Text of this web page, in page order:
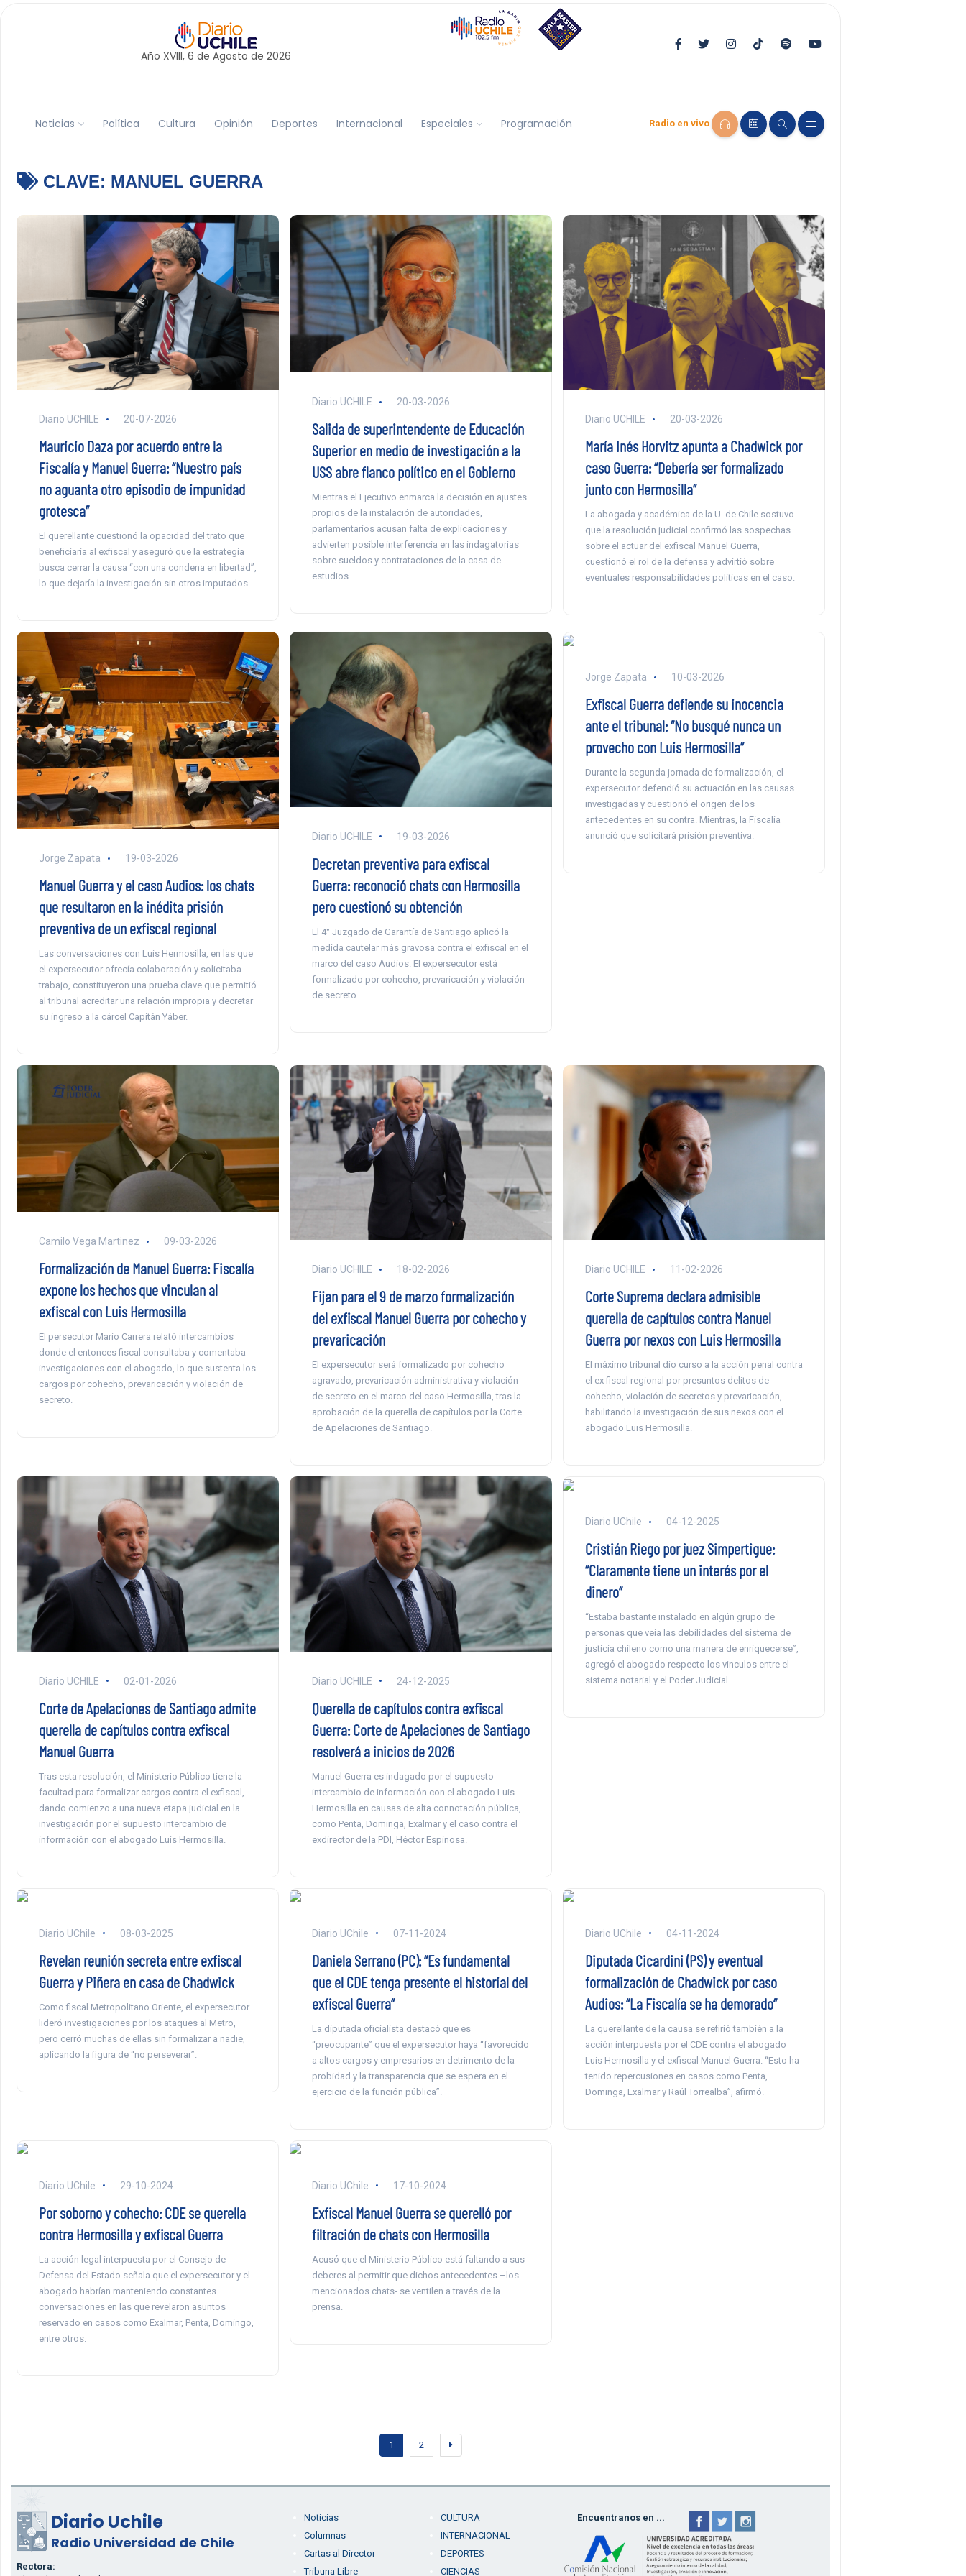
Año XVIII, 6 de Agosto de 2026
Noticias Política Cultura Opinión Deportes Internacional Especiales Programación Radio en vivo
CLAVE: MANUEL GUERRA
Diario UCHILE 20-07-2026
Mauricio Daza por acuerdo entre la
Fiscalía y Manuel Guerra: “Nuestro país
no aguanta otro episodio de impunidad
grotesca”
El querellante cuestionó la opacidad del trato que
beneficiaría al exfiscal y aseguró que la estrategia
busca cerrar la causa “con una condena en libertad”,
lo que dejaría la investigación sin otros imputados.
Diario UCHILE 20-03-2026
Salida de superintendente de Educación
Superior en medio de investigación a la
USS abre flanco político en el Gobierno
Mientras el Ejecutivo enmarca la decisión en ajustes
propios de la instalación de autoridades,
parlamentarios acusan falta de explicaciones y
advierten posible interferencia en las indagatorias
sobre sueldos y contrataciones de la casa de
estudios.
Diario UCHILE 20-03-2026
María Inés Horvitz apunta a Chadwick por
caso Guerra: “Debería ser formalizado
junto con Hermosilla”
La abogada y académica de la U. de Chile sostuvo
que la resolución judicial confirmó las sospechas
sobre el actuar del exfiscal Manuel Guerra,
cuestionó el rol de la defensa y advirtió sobre
eventuales responsabilidades políticas en el caso.
Jorge Zapata 19-03-2026
Manuel Guerra y el caso Audios: los chats
que resultaron en la inédita prisión
preventiva de un exfiscal regional
Las conversaciones con Luis Hermosilla, en las que
el expersecutor ofrecía colaboración y solicitaba
trabajo, constituyeron una prueba clave que permitió
al tribunal acreditar una relación impropia y decretar
su ingreso a la cárcel Capitán Yáber.
Diario UCHILE 19-03-2026
Decretan preventiva para exfiscal
Guerra: reconoció chats con Hermosilla
pero cuestionó su obtención
El 4° Juzgado de Garantía de Santiago aplicó la
medida cautelar más gravosa contra el exfiscal en el
marco del caso Audios. El expersecutor está
formalizado por cohecho, prevaricación y violación
de secreto.
Jorge Zapata 10-03-2026
Exfiscal Guerra defiende su inocencia
ante el tribunal: “No busqué nunca un
provecho con Luis Hermosilla”
Durante la segunda jornada de formalización, el
expersecutor defendió su actuación en las causas
investigadas y cuestionó el origen de los
antecedentes en su contra. Mientras, la Fiscalía
anunció que solicitará prisión preventiva.
Camilo Vega Martinez 09-03-2026
Formalización de Manuel Guerra: Fiscalía
expone los hechos que vinculan al
exfiscal con Luis Hermosilla
El persecutor Mario Carrera relató intercambios
donde el entonces fiscal consultaba y comentaba
investigaciones con el abogado, lo que sustenta los
cargos por cohecho, prevaricación y violación de
secreto.
Diario UCHILE 18-02-2026
Fijan para el 9 de marzo formalización
del exfiscal Manuel Guerra por cohecho y
prevaricación
El expersecutor será formalizado por cohecho
agravado, prevaricación administrativa y violación
de secreto en el marco del caso Hermosilla, tras la
aprobación de la querella de capítulos por la Corte
de Apelaciones de Santiago.
Diario UCHILE 11-02-2026
Corte Suprema declara admisible
querella de capítulos contra Manuel
Guerra por nexos con Luis Hermosilla
El máximo tribunal dio curso a la acción penal contra
el ex fiscal regional por presuntos delitos de
cohecho, violación de secretos y prevaricación,
habilitando la investigación de sus nexos con el
abogado Luis Hermosilla.
Diario UCHILE 02-01-2026
Corte de Apelaciones de Santiago admite
querella de capítulos contra exfiscal
Manuel Guerra
Tras esta resolución, el Ministerio Público tiene la
facultad para formalizar cargos contra el exfiscal,
dando comienzo a una nueva etapa judicial en la
investigación por el supuesto intercambio de
información con el abogado Luis Hermosilla.
Diario UCHILE 24-12-2025
Querella de capítulos contra exfiscal
Guerra: Corte de Apelaciones de Santiago
resolverá a inicios de 2026
Manuel Guerra es indagado por el supuesto
intercambio de información con el abogado Luis
Hermosilla en causas de alta connotación pública,
como Penta, Dominga, Exalmar y el caso contra el
exdirector de la PDI, Héctor Espinosa.
Diario UChile 04-12-2025
Cristián Riego por juez Simpertigue:
“Claramente tiene un interés por el
dinero”
“Estaba bastante instalado en algún grupo de
personas que veía las debilidades del sistema de
justicia chileno como una manera de enriquecerse”,
agregó el abogado respecto los vinculos entre el
sistema notarial y el Poder Judicial.
Diario UChile 08-03-2025
Revelan reunión secreta entre exfiscal
Guerra y Piñera en casa de Chadwick
Como fiscal Metropolitano Oriente, el expersecutor
lideró investigaciones por los ataques al Metro,
pero cerró muchas de ellas sin formalizar a nadie,
aplicando la figura de “no perseverar”.
Diario UChile 07-11-2024
Daniela Serrano (PC): “Es fundamental
que el CDE tenga presente el historial del
exfiscal Guerra”
La diputada oficialista destacó que es
“preocupante” que el expersecutor haya “favorecido
a altos cargos y empresarios en detrimento de la
probidad y la transparencia que se espera en el
ejercicio de la función pública”.
Diario UChile 04-11-2024
Diputada Cicardini (PS) y eventual
formalización de Chadwick por caso
Audios: “La Fiscalía se ha demorado”
La querellante de la causa se refirió también a la
acción interpuesta por el CDE contra el abogado
Luis Hermosilla y el exfiscal Manuel Guerra. “Esto ha
tenido repercusiones en casos como Penta,
Dominga, Exalmar y Raúl Torrealba”, afirmó.
Diario UChile 29-10-2024
Por soborno y cohecho: CDE se querella
contra Hermosilla y exfiscal Guerra
La acción legal interpuesta por el Consejo de
Defensa del Estado señala que el expersecutor y el
abogado habrían manteniendo constantes
conversaciones en las que revelaron asuntos
reservado en casos como Exalmar, Penta, Domingo,
entre otros.
Diario UChile 17-10-2024
Exfiscal Manuel Guerra se querelló por
filtración de chats con Hermosilla
Acusó que el Ministerio Público está faltando a sus
deberes al permitir que dichos antecedentes –los
mencionados chats- se ventilen a través de la
prensa.
1 2
Diario Uchile
Radio Universidad de Chile
Rectora:
Noticias
Columnas
Cartas al Director
Tribuna Libre
CULTURA
INTERNACIONAL
DEPORTES
CIENCIAS
Encuentranos en ...